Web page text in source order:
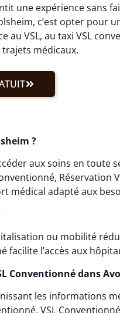
une expérience sans
c’est opter pour
au VSL, au taxi VSL
médicaux.
?
aux soins en toute
Réservation
médical adapté aux
ou mobilité
facilite l’accès aux
Conventionné dans
les informations
VSL